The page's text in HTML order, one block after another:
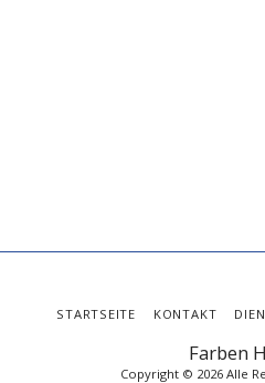
Farben
Copyright © 2026 Alle
STARTSEITE KONTAKT